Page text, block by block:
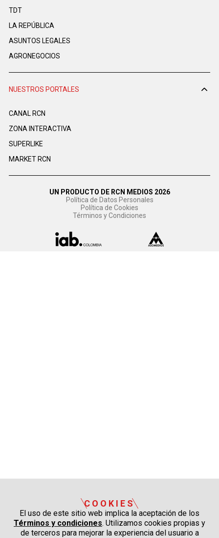
TDT
LA REPÚBLICA
ASUNTOS LEGALES
AGRONEGOCIOS
NUESTROS PORTALES
CANAL RCN
ZONA INTERACTIVA
SUPERLIKE
MARKET RCN
UN PRODUCTO DE RCN MEDIOS 2026
Política de Datos Personales
Política de Cookies
Términos y Condiciones
COOKIES
El uso de este sitio web implica la aceptación de los
Términos y condiciones. Utilizamos cookies propias y
de terceros para mejorar la experiencia del usuario a